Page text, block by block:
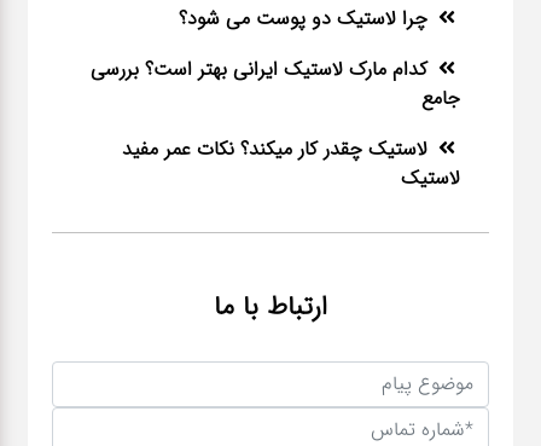
چرا لاستیک دو پوست می شود؟
کدام مارک لاستیک ایرانی بهتر است؟ بررسی
جامع
لاستیک چقدر کار میکند؟ نکات عمر مفید
لاستیک
ارتباط با ما